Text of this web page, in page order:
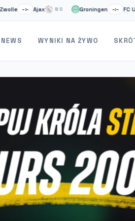
Ajax NS Groningen –:– FC Utrecht
NEWS WYNIKI NA ŻYWO